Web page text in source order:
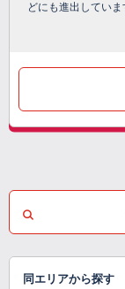
どにも進出していま
同エリアから探す